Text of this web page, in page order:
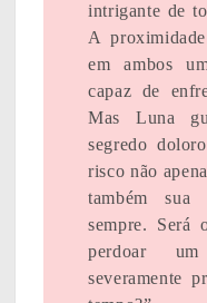
intrigante de
A
em ambos
capaz de
Mas Luna
segredo
risco não
também sua
sempre. Será
perdoar
severamente